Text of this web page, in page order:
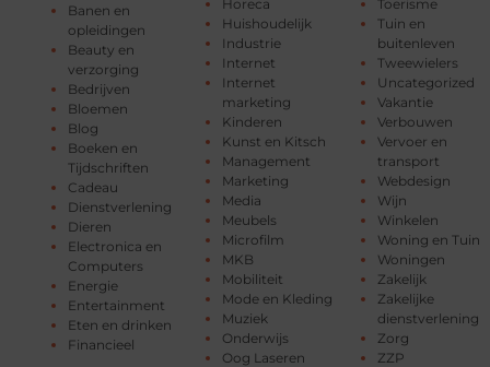
Banen en
opleidingen
Beauty en
verzorging
Bedrijven
Bloemen
Blog
Boeken en
Tijdschriften
Cadeau
Dienstverlening
Dieren
Electronica en
Computers
Energie
Entertainment
Eten en drinken
Financieel
Horeca
Huishoudelijk
Industrie
Internet
Internet
marketing
Kinderen
Kunst en Kitsch
Management
Marketing
Media
Meubels
Microfilm
MKB
Mobiliteit
Mode en Kleding
Muziek
Onderwijs
Oog Laseren
Toerisme
Tuin en
buitenleven
Tweewielers
Uncategorized
Vakantie
Verbouwen
Vervoer en
transport
Webdesign
Wijn
Winkelen
Woning en Tuin
Woningen
Zakelijk
Zakelijke
dienstverlening
Zorg
ZZP